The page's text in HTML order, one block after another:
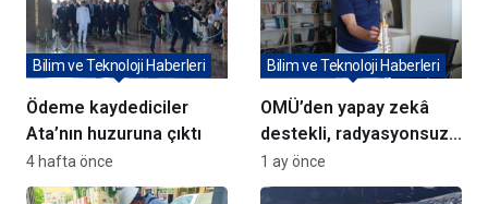
Ödeme kaydediciler
Ata’nın huzuruna çıktı
Bilim ve Teknoloji Haberleri
4 hafta önce
OMÜ’den yapay zekâ
destekli, radyasyonsuz
omurga bozukluğu
teşhis cihazı
Bilim ve Teknoloji Haberleri
1 ay önce